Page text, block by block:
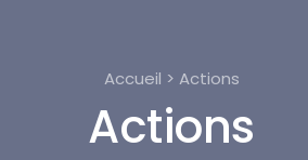
Accueil > Actions
Actions